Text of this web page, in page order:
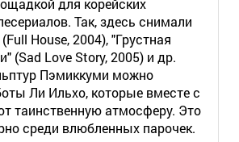
для корейских
Так, здесь снимали
House, 2004), "Грустная
(Sad Love Story, 2005) и др.
Пэмиккуми можно
Ли Ильхо, которые вместе с
таинственную атмосферу. Это
среди влюбленных парочек.